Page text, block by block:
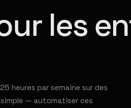
les
heures par semaine sur des
— automatiser ces